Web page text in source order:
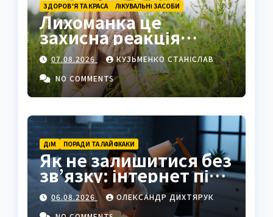
ЗДОРОВ’Я ТА КРАСА ЛІКУВАЛЬНІ ЗАСОБИ
Лихоманка це
захисна реакція
організму на
інфекцію
07.08.2026
КУЗЬМЕНКО СТАНІСЛАВ
NO COMMENTS
ДІМ ПОРАДИ ТА ЛАЙФХАКИ
Як не залишитися без
зв’язку: інтернет під
час відключень світла
06.08.2026
ОЛЕКСАНДР ДИХТЯРУК